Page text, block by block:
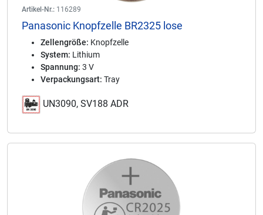
Artikel-Nr.: 116289
Panasonic Knopfzelle BR2325 lose
Zellengröße: Knopfzelle
System: Lithium
Spannung: 3 V
Verpackungsart: Tray
UN3090, SV188 ADR